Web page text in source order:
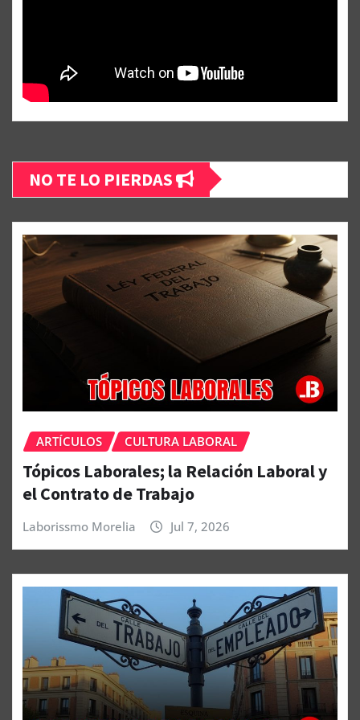
NO TE LO PIERDAS
ARTÍCULOS CULTURA LABORAL
Tópicos Laborales; la Relación Laboral y
el Contrato de Trabajo
Laborissmo Morelia Jul 7, 2026